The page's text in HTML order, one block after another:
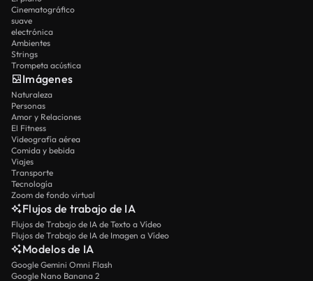
Cinematográfico
suave
electrónica
Ambientes
Strings
Trompeta acústica
Imágenes
Naturaleza
Personas
Amor y Relaciones
El Fitness
Videografía aérea
Comida y bebida
Viajes
Transporte
Tecnología
Zoom de fondo virtual
Flujos de trabajo de IA
Flujos de Trabajo de IA de Texto a Vídeo
Flujos de Trabajo de IA de Imagen a Vídeo
Modelos de IA
Google Gemini Omni Flash
Google Nano Banana 2